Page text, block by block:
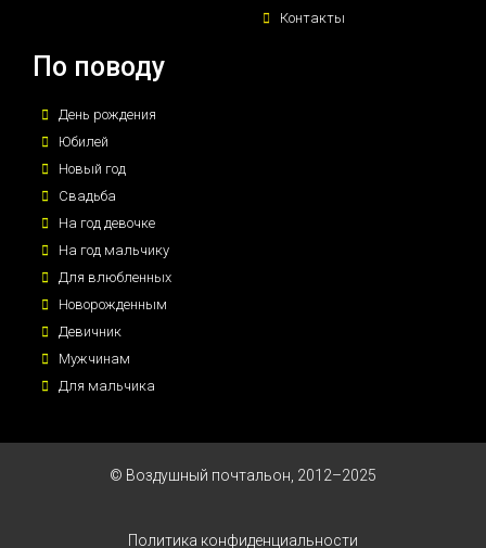
Контакты
По поводу
День рождения
Юбилей
Новый год
Свадьба
На год девочке
На год мальчику
Для влюбленных
Новорожденным
Девичник
Мужчинам
Для мальчика
© Воздушный почтальон, 2012–2025
Политика конфиденциальности